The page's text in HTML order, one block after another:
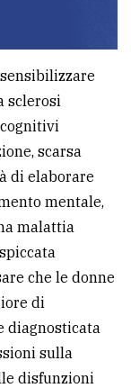
sclerosi
scarsa
di elaborare
mentale,
malattia
che le donne
di
diagnosticata
sulla
disfunzioni